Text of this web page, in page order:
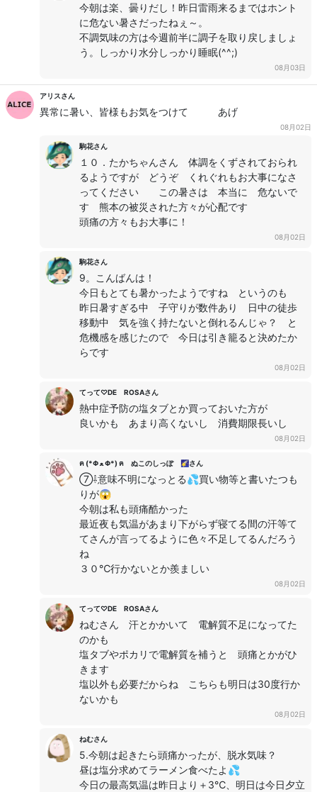
今朝は楽、曇りだし！昨日雷雨来るまではホント
に危ない暑さだったねぇ～。
不調気味の方は今週前半に調子を取り戻しましょ
う。しっかり水分しっかり睡眠(^^;)
08月03日
アリスさん
異常に暑い、皆様もお気をつけて あげ
08月02日
駒花さん
１０．たかちゃんさん 体調をくずされておられ
るようですが どうぞ くれぐれもお大事になさ
ってください この暑さは 本当に 危ないで
す 熊本の被災された方々が心配です
頭痛の方々もお大事に！
08月02日
駒花さん
9。こんばんは！
今日もとても暑かったようですね というのも
昨日暑すぎる中 子守りが数件あり 日中の徒歩
移動中 気を強く持たないと倒れるんじゃ？ と
危機感を感じたので 今日は引き籠ると決めたか
らです
08月02日
てって♡DE ROSAさん
熱中症予防の塩タブとか買っておいた方が
良いかも あまり高くないし 消費期限長いし
08月02日
ฅ (*Φ ﻌ Φ*) ฅ ぬこのしっぽ 🌠さん
⑦⇩意味不明になっとる💦買い物等と書いたつも
りが😱
今朝は私も頭痛酷かった
最近夜も気温があまり下がらず寝てる間の汗等て
てさんが言ってるように色々不足してるんだろう
ね
３０℃行かないとか羨ましい
08月02日
てって♡DE ROSAさん
ねむさん 汗とかかいて 電解質不足になってた
のかも
塩タブやポカリで電解質を補うと 頭痛とかがひ
きます
塩以外も必要だからね こちらも明日は30度行か
ないかも
08月02日
ねむさん
5.今朝は起きたら頭痛かったが、脱水気味？
昼は塩分求めてラーメン食べたよ💦
今日の最高気温は昨日より＋3℃、明日は今日夕立